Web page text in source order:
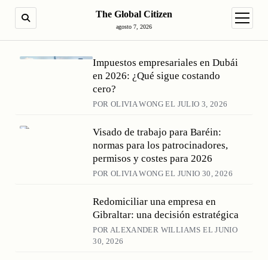
The Global Citizen
agosto 7, 2026
abrir
The Global CitizenImpuestos empresariales en Dubái
en 2026: ¿Qué sigue costando
cero?
POR OLIVIA WONG EL JULIO 3, 2026
Visado de trabajo para Baréin:
normas para los patrocinadores,
permisos y costes para 2026
POR OLIVIA WONG EL JUNIO 30, 2026
Redomiciliar una empresa en
Gibraltar: una decisión estratégica
POR ALEXANDER WILLIAMS EL JUNIO
30, 2026